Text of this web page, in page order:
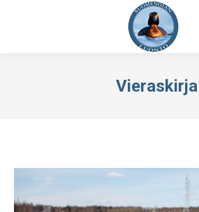
Vieraskirja